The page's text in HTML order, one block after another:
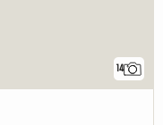
14